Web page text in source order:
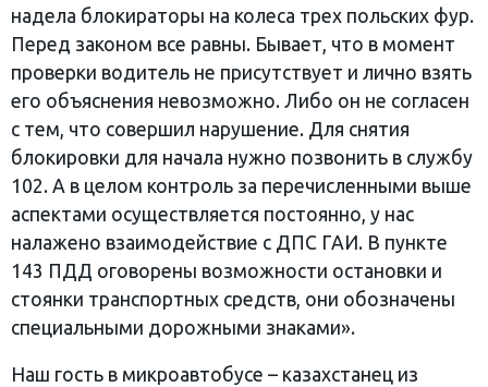
надела блокираторы на колеса трех польских фур.
Перед законом все равны. Бывает, что в момент
проверки водитель не присутствует и лично взять
его объяснения невозможно. Либо он не согласен
с тем, что совершил нарушение. Для снятия
блокировки для начала нужно позвонить в службу
102. А в целом контроль за перечисленными выше
аспектами осуществляется постоянно, у нас
налажено взаимодействие с ДПС ГАИ. В пункте
143 ПДД оговорены возможности остановки и
стоянки транспортных средств, они обозначены
специальными дорожными знаками».
Наш гость в микроавтобусе – казахстанец из